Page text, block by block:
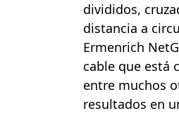
divididos,
distancia a
Ermenrich
cable que está
entre muchos
resultados en